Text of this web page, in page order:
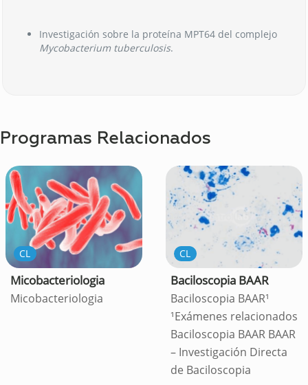
Investigación sobre la proteína MPT64 del complejo
Mycobacterium tuberculosis.
Programas Relacionados
CL
Micobacteriologia
Micobacteriologia
CL
Baciloscopia BAAR
Baciloscopia BAAR¹
¹Exámenes relacionados
Baciloscopia BAAR BAAR
– Investigación Directa
de Baciloscopia